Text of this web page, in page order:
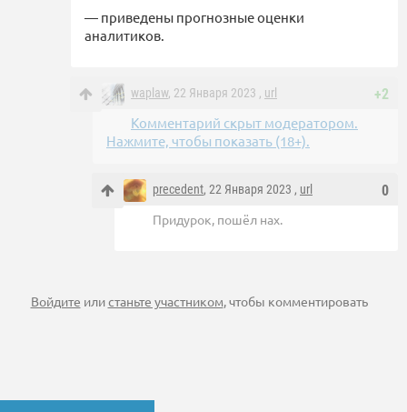
— приведены прогнозные оценки
аналитиков.
+2
waplaw, 22 Января 2023 , url
Комментарий скрыт модератором.
Нажмите, чтобы показать (18+).
0
precedent, 22 Января 2023 , url
Придурок, пошёл нах.
Войдите илистаньте участником, чтобы комментировать